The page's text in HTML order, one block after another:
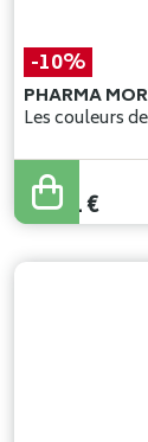
-10%
PHARMA
Les couleurs
21,90
19,71€